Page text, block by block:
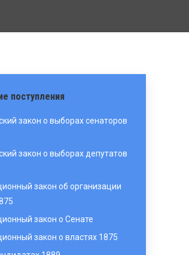
поступления
закон о выборах сенаторов
закон о выборах депутатов
закон об организации
закон о Сенате
закон о властях 1875